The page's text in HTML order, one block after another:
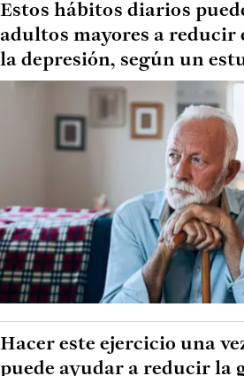
Estos hábitos diarios
adultos mayores a reducir
la depresión, según un
Hacer este ejercicio una
puede ayudar a reducir la